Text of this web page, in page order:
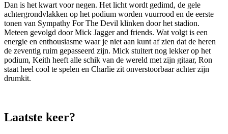
Dan is het kwart voor negen. Het licht wordt gedimd, de gele
achtergrondvlakken op het podium worden vuurrood en de eerste
tonen van Sympathy For The Devil klinken door het stadion.
Meteen gevolgd door Mick Jagger and friends. Wat volgt is een
energie en enthousiasme waar je niet aan kunt af zien dat de heren
de zeventig ruim gepasseerd zijn. Mick stuitert nog lekker op het
podium, Keith heeft alle schik van de wereld met zijn gitaar, Ron
staat heel cool te spelen en Charlie zit onverstoorbaar achter zijn
drumkit.
Laatste keer?